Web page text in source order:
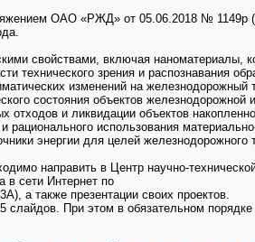
ОАО «РЖД» от 05.06.2018 № 1149р
свойствами, включая наноматериалы,
технического зрения и распознавания
изменений на железнодорожный
состояния объектов железнодорожной
и ликвидации объектов
рационального использования
энергии для целей железнодорожного
направить в Центр научно-
в сети Интернет по
а также презентации своих проектов.
слайдов. При этом в обязательном